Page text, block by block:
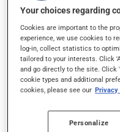
sans égard aux repas
d'alcool peut
recommandé d'en
de savoir quelle
veuillez en discuter
médecin.
Your choices regarding
Cookies are important to the
experience, we use cookies to
log-in, collect statistics to
tailored to your interests. Click
and go directly to the site. Click
cookie types and additional
cookies, please see our Privacy
Personalize